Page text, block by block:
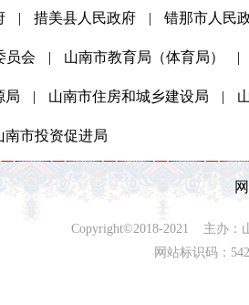
| 措美县人民政府 | 错那市人民
员会 | 山南市教育局（体育局） |
局 | 山南市住房和城乡建设局 |
南市投资促进局
Copyright©2018-2021 主办：
网站标识码：